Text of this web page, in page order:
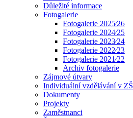
Důležité informace
Fotogalerie
Fotogalerie 2025⁄26
Fotogalerie 2024⁄25
Fotogalerie 2023⁄24
Fotogalerie 2022⁄23
Fotogalerie 2021⁄22
Archiv fotogalerie
Zájmové útvary
Individuální vzdělávání v ZŠ
Dokumenty
Projekty
Zaměstnanci